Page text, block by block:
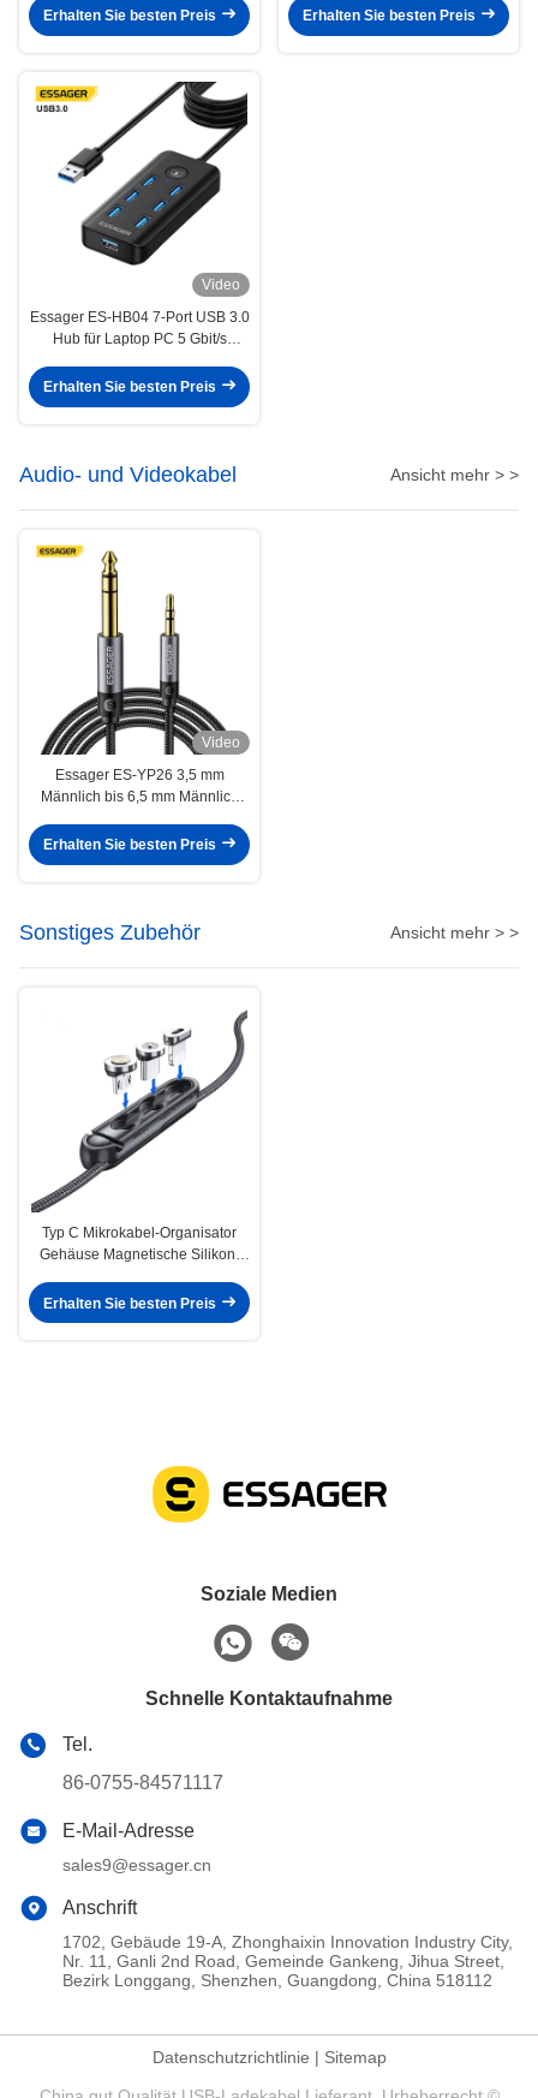
Erhalten Sie besten Preis
Erweiterung
Erhalten Sie besten Preis
Video
Essager ES-HB04 7-Port USB 3.0
Hub für Laptop PC 5 Gbit/s
Erhalten Sie besten Preis
Audio- und Videokabel Ansicht mehr > >
Video
Essager ES-YP26 3,5 mm
Männlich bis 6,5 mm Männlich
Lautsprecher Verstärker
Gitarrenmixer
Erhalten Sie besten Preis
Sonstiges Zubehör Ansicht mehr > >
Typ C Mikrokabel-Organisator
Gehäuse Magnetische Silikon-
Erhalten Sie besten Preis
Soziale Medien
Schnelle Kontaktaufnahme
Tel.
86-0755-84571117
E-Mail-Adresse
sales9@essager.cn
Anschrift
1702, Gebäude 19-A, Zhonghaixin Innovation Industry City,
Nr. 11, Ganli 2nd Road, Gemeinde Gankeng, Jihua Street,
Bezirk Longgang, Shenzhen, Guangdong, China 518112
Datenschutzrichtlinie | Sitemap